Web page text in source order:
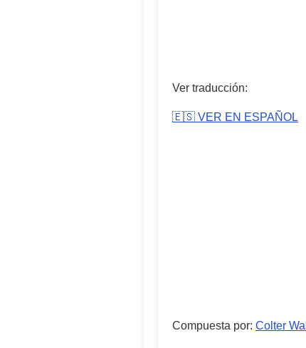
Ver traducción:
🇪🇸 VER EN ESPAÑOL
Compuesta por: Colter Wall